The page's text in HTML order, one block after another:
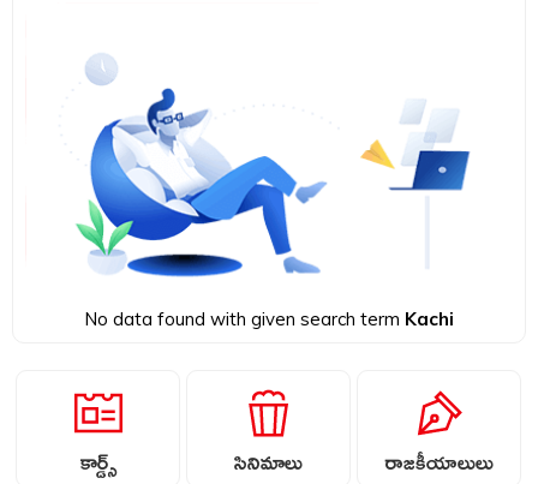
No data found with given search term Kachi
కార్డ్స్ సినిమాలు రాజకీయాలులు